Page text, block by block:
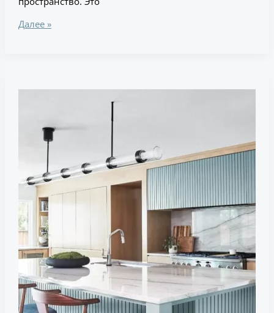
Далее »
отличают
интерьер
современной
от
традиционной?